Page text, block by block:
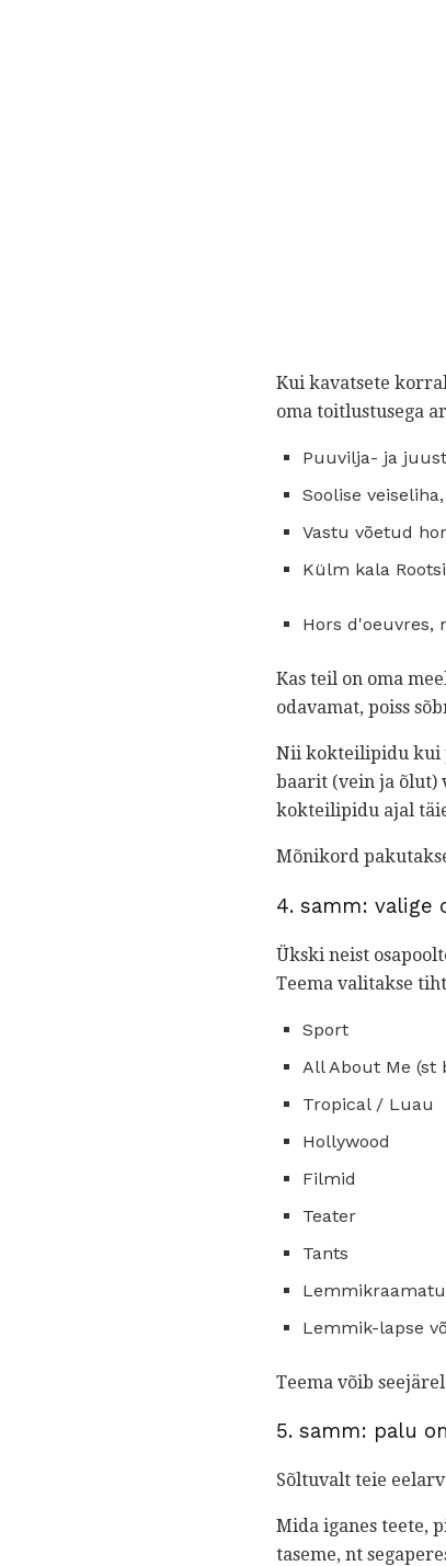
Kui kavatsete
oma toitlustusega
Puuvilja- ja
Soolise
Vastu võetud
Külm kala
Hors d'oeuvres,
Kas teil on oma
odavamat, poiss
Nii kokteilipidu kui
baarit (vein ja õlut)
kokteilipidu ajal
Mõnikord
4. samm: valige
Ükski neist
Teema valitakse
Sport
All About Me (st
Tropical / Luau
Hollywood
Filmid
Teater
Tants
Lemmik-lapse
Teema võib
5. samm: palu
Sõltuvalt teie
Mida iganes teete,
taseme, nt